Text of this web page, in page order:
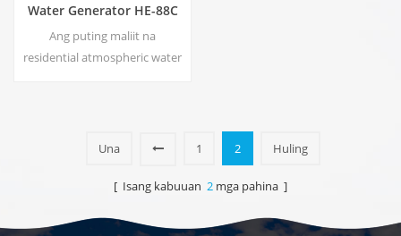
Water Generator HE-88C
Ang puting maliit na
residential atmospheric water
LCD display screen. Kapasidad
Una 1 2 Huling
[ Isang kabuuan 2 mga pahina ]